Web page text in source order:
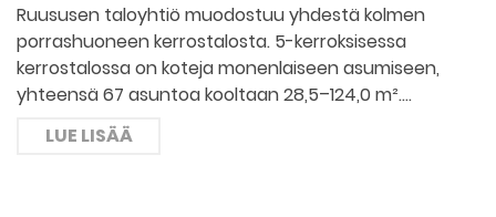
Ruususen taloyhtiö muodostuu yhdestä kolmen
porrashuoneen kerrostalosta. 5-kerroksisessa
kerrostalossa on koteja monenlaiseen asumiseen,
yhteensä 67 asuntoa kooltaan 28,5–124,0 m².…
LUE LISÄÄ